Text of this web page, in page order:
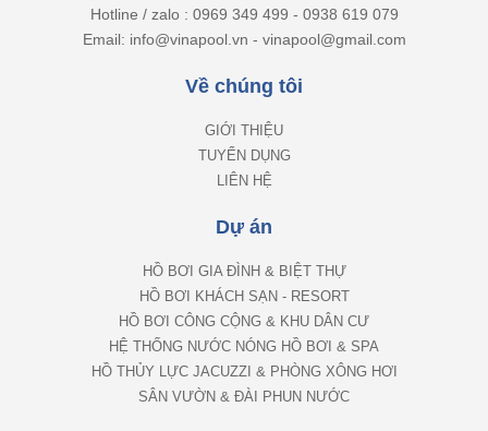
Hotline / zalo : 0969 349 499 - 0938 619 079
Email: info@vinapool.vn - vinapool@gmail.com
Về chúng tôi
GIỚI THIỆU
TUYỂN DỤNG
LIÊN HỆ
Dự án
HỒ BƠI GIA ĐÌNH & BIỆT THỰ
HỒ BƠI KHÁCH SẠN - RESORT
HỒ BƠI CÔNG CỘNG & KHU DÂN CƯ
HỆ THỐNG NƯỚC NÓNG HỒ BƠI & SPA
HỒ THỦY LỰC JACUZZI & PHÒNG XÔNG HƠI
SÂN VƯỜN & ĐÀI PHUN NƯỚC